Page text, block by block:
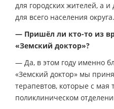
для городских жителей, а и
для всего населения округа.
— Пришёл ли кто-то из
«Земский доктор»?
— Да, в этом году именно
«Земский доктор» мы
терапевтов, которые с мая
поликлиническом